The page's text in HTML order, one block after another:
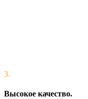
3.
Высокое качество.